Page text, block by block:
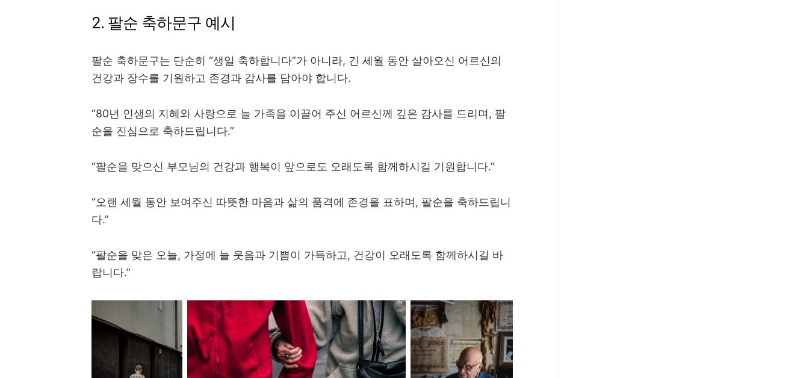
2. 팔순 축하문구 예시
팔순 축하문구는 단순히 “생일 축하합니다”가 아니라, 긴 세월 동안 살아오신 어르신의
건강과 장수를 기원하고 존경과 감사를 담아야 합니다.
“80년 인생의 지혜와 사랑으로 늘 가족을 이끌어 주신 어르신께 깊은 감사를 드리며, 팔
순을 진심으로 축하드립니다.”
“팔순을 맞으신 부모님의 건강과 행복이 앞으로도 오래도록 함께하시길 기원합니다.”
“오랜 세월 동안 보여주신 따뜻한 마음과 삶의 품격에 존경을 표하며, 팔순을 축하드립니
다.”
“팔순을 맞은 오늘, 가정에 늘 웃음과 기쁨이 가득하고, 건강이 오래도록 함께하시길 바
랍니다.”